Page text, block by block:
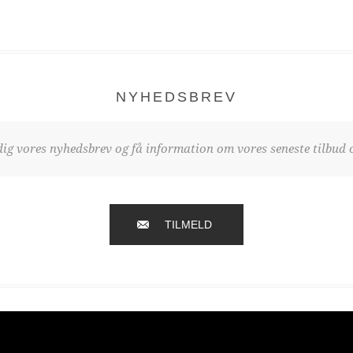
NYHEDSBREV
vores nyhedsbrev og få information om vores seneste tilbud
TILMELD